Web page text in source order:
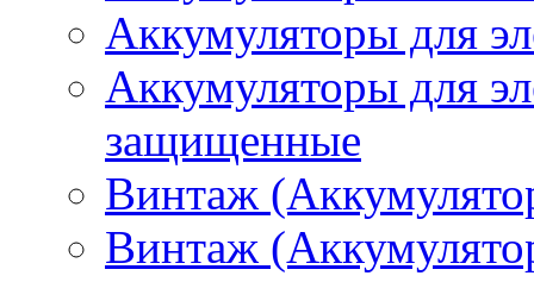
Аккумуляторы для
Аккумуляторы для
защищенные
Винтаж
Винтаж